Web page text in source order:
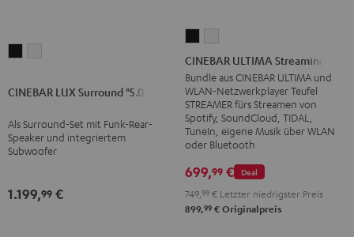
Surround
Set"
Schwarz
Surround
Set"
Weiß
CINEBAR LUX Surround "5.0-Set"
Als Surround-Set mit Funk-Rear-
Speaker und integriertem
Subwoofer
1.199,99 €
ULTIMA
Streaming
Schwarz
ULTIMA
Streaming
Weiß
CINEBAR ULTIMA Streaming
Bundle aus CINEBAR ULTIMA und
WLAN-Netzwerkplayer Teufel
STREAMER fürs Streamen von
Spotify, SoundCloud, TIDAL,
TuneIn, eigene Musik über WLAN
oder Bluetooth
Deal
699,99 €
749, 99 € Letzter niedrigster Preis
899,99 € Originalpreis